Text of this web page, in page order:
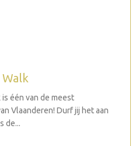
is één van de meest
Vlaanderen! Durf jij het aan
de...